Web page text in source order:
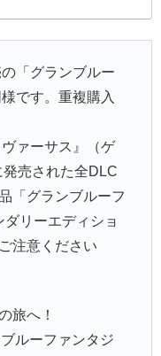
ーバー縮小に伴...
「グランブルー
です。重複購入
ァーサス』（ゲ
売された全DLC
「グランブルーフ
リーエディショ
注意ください
旅へ！
ルーファンタジ